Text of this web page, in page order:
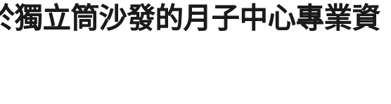
獨立筒沙發的月子中心專業資